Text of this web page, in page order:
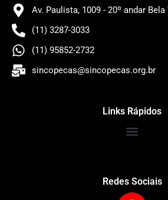
Av. Paulista, 1009 - 20º andar
(11) 3287-3033
(11) 95852-2732
sincopecas@sincopecas.org.br
Links Rápidos
Redes Sociais